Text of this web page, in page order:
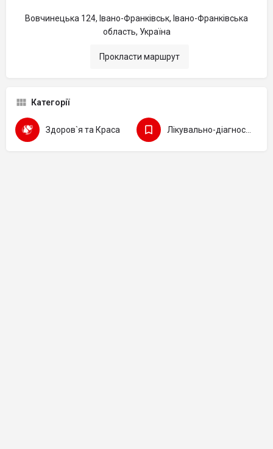
Вовчинецька 124, Івано-Франківськ, Івано-Франківська
область, Україна
Прокласти маршрут
Категорії
Здоров`я та Краса